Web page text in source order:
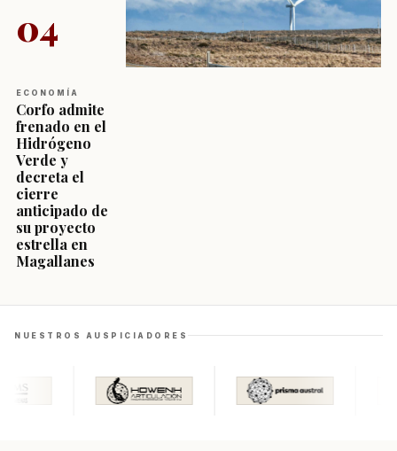
04
ECONOMÍA
Corfo admite
frenado en el
Hidrógeno
Verde y
decreta el
cierre
anticipado de
su proyecto
estrella en
Magallanes
NUESTROS AUSPICIADORES